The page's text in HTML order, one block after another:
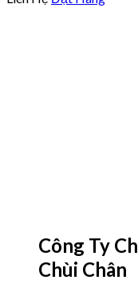
Công Ty
Chùi Chân